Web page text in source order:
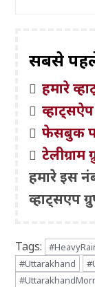
सबसे
हमारे
फेसबुक
हमारे इस
व्हाट्सएप
Tags:
#Uttarakhand